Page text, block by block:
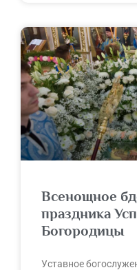
Всенощное
праздника
Богородицы
Уставное